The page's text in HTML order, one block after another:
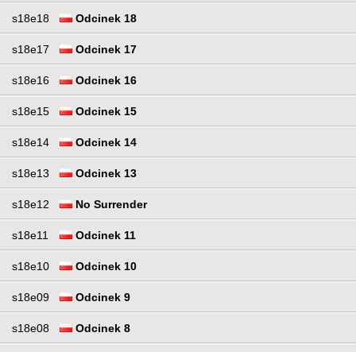
s18e18 Odcinek 18
s18e17 Odcinek 17
s18e16 Odcinek 16
s18e15 Odcinek 15
s18e14 Odcinek 14
s18e13 Odcinek 13
s18e12 No Surrender
s18e11 Odcinek 11
s18e10 Odcinek 10
s18e09 Odcinek 9
s18e08 Odcinek 8